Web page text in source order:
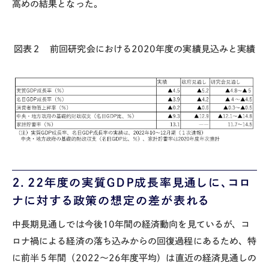
高めの結果となった。
図表２ 前回研究会における 2020年度の実績見込みと実績
２．22年度の実質ＧＤＰ成長率見通しに、コロ
ナに対する政策の想定の差が表れる
中長期見通しでは今後 10年間の経済動向を見ているが、コ
ロナ禍による経済の落ち込みからの回復過程にあるため、特
に前半５年間（ 2022 ～26年度平均）は直近の経済見通しの